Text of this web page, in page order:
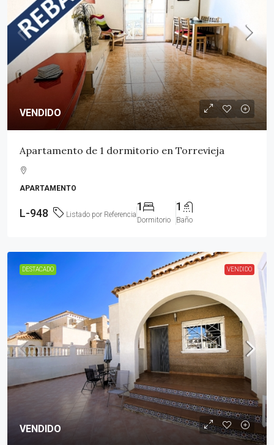
VENDIDO
Apartamento de 1 dormitorio en Torrevieja
APARTAMENTO
L-948 Listado por Referencia
1
Dormitorio
1
Baño
DESTACADO VENDIDO
VENDIDO